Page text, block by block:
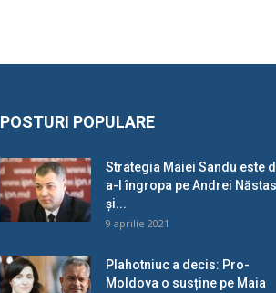
POSTURI POPULARE
Strategia Maiei Sandu este
a-l îngropa pe Andrei
și...
9 aprilie 2021
Plahotniuc a decis: Pro-
Moldova o susține pe Maia